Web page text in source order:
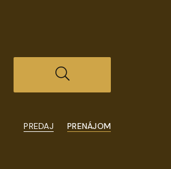
PREDAJ PRENÁJOM